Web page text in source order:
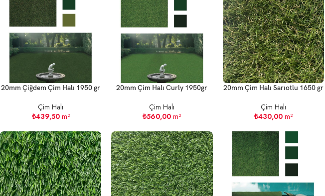
20mm Çiğdem Çim Halı 1950 gr
Çim Halı
₺439,50m²
20mm Çim Halı Curly 1950gr
Çim Halı
₺560,00 m²
20mm Çim Halı Sarıotlu 1650 gr
Çim Halı
₺430,00m²